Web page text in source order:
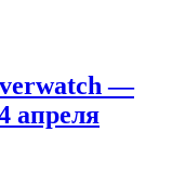
—
апреля